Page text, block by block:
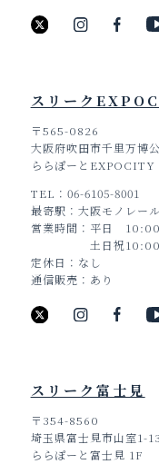
スリーク
〒565-0826
大阪府吹田市千里万博
ららぽーとEXPOCITY
TEL
06-6105-8001
最寄駅
大阪モノレー
営業時間
平日
土日祝
定休日
なし
通信販売
あり
スリーク富士見
〒354-8560
埼玉県富士見市山室1-
ららぽーと富士見 1F